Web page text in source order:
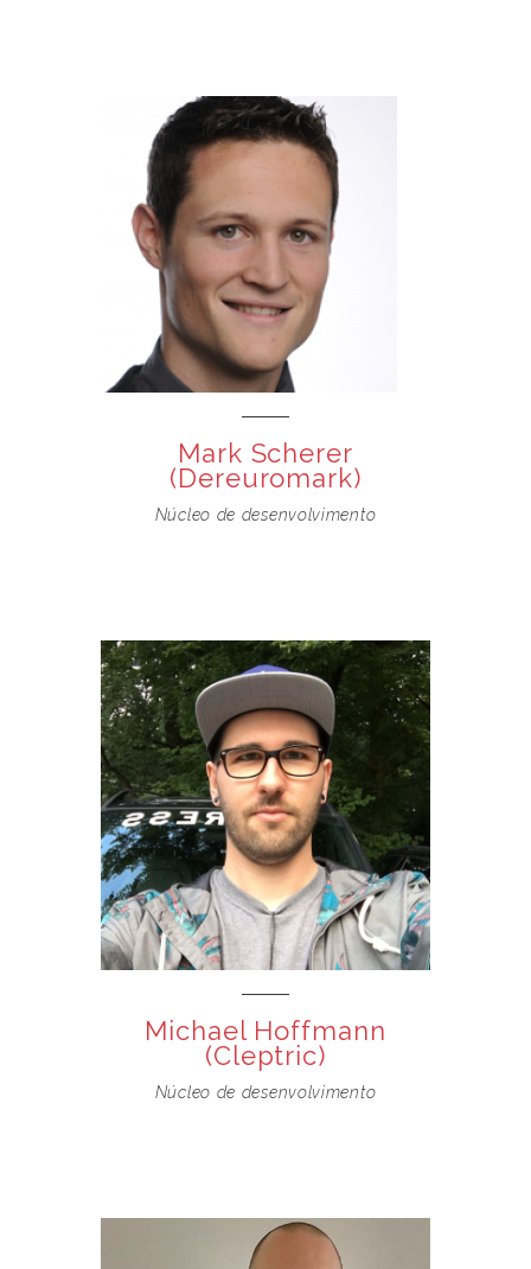
Mark Scherer
(Dereuromark)
Núcleo de desenvolvimento
Michael Hoffmann
(Cleptric)
Núcleo de desenvolvimento